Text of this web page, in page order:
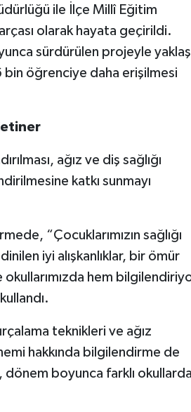
ile İlçe Millî Eğitim
olarak hayata geçirildi.
sürdürülen projeyle
bin öğrenciye daha erişilmesi
ağız ve diş sağlığı
katkı sunmayı
“Çocuklarımızın sağlığı
iyi alışkanlıklar, bir ömür
okullarımızda hem
teknikleri ve ağız
hakkında bilgilendirme de
dönem boyunca farklı okullarda